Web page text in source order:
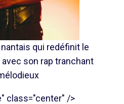
qui redéfinit le
son rap tranchant
class="center" />